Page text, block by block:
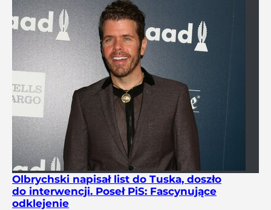
Olbrychski napisał list do Tuska, doszło
do interwencji. Poseł PiS: Fascynujące
odklejenie